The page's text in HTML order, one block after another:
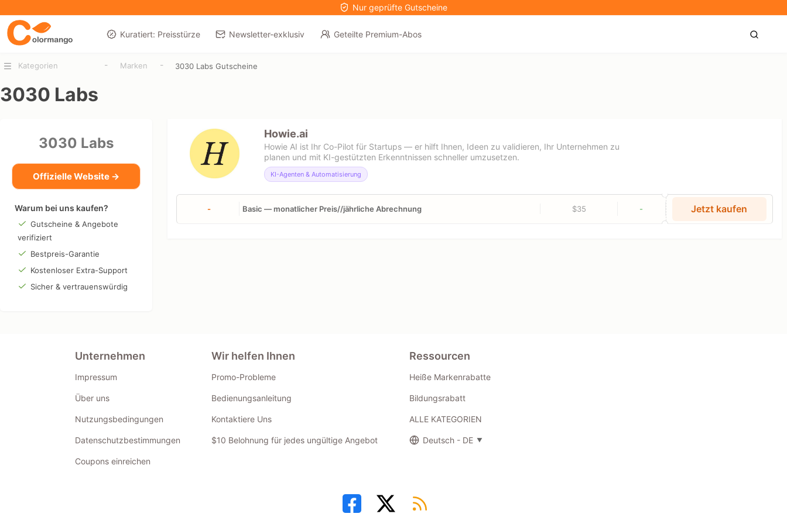
Nur geprüfte Gutscheine
Kuratiert: Preisstürze Newsletter-exklusiv Geteilte Premium-Abos
Kategorien - Marken - 3030 Labs Gutscheine
3030 Labs
3030 Labs
Offizielle Website →
Warum bei uns kaufen?
Gutscheine & Angebote
verifiziert
Bestpreis-Garantie
Kostenloser Extra-Support
Sicher & vertrauenswürdig
Howie.ai
Howie AI ist Ihr Co-Pilot für Startups — er hilft Ihnen, Ideen zu validieren, Ihr Unternehmen zu
planen und mit KI-gestützten Erkenntnissen schneller umzusetzen.
KI-Agenten & Automatisierung
- Basic — monatlicher Preis//jährliche Abrechnung $35 - Jetzt kaufen
Unternehmen
Impressum
Über uns
Nutzungsbedingungen
Datenschutzbestimmungen
Coupons einreichen
Wir helfen Ihnen
Promo-Probleme
Bedienungsanleitung
Kontaktiere Uns
$10 Belohnung für jedes ungültige Angebot
Ressourcen
Heiße Markenrabatte
Bildungsrabatt
ALLE KATEGORIEN
Deutsch - DE